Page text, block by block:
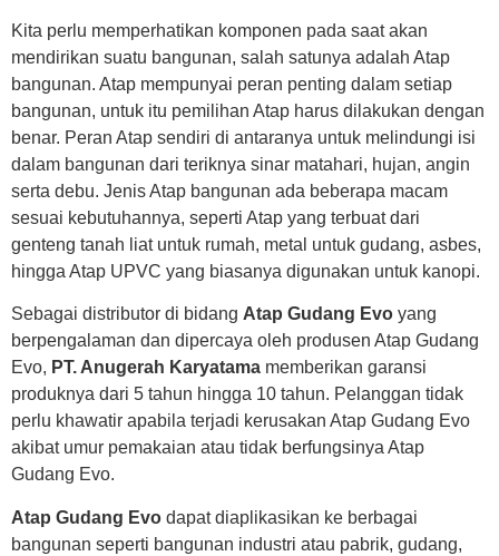
Kita perlu memperhatikan komponen pada saat akan
mendirikan suatu bangunan, salah satunya adalah Atap
bangunan. Atap mempunyai peran penting dalam setiap
bangunan, untuk itu pemilihan Atap harus dilakukan dengan
benar. Peran Atap sendiri di antaranya untuk melindungi isi
dalam bangunan dari teriknya sinar matahari, hujan, angin
serta debu. Jenis Atap bangunan ada beberapa macam
sesuai kebutuhannya, seperti Atap yang terbuat dari
genteng tanah liat untuk rumah, metal untuk gudang, asbes,
hingga Atap UPVC yang biasanya digunakan untuk kanopi.
Sebagai distributor di bidang Atap Gudang Evo yang
berpengalaman dan dipercaya oleh produsen Atap Gudang
Evo, PT. Anugerah Karyatama memberikan garansi
produknya dari 5 tahun hingga 10 tahun. Pelanggan tidak
perlu khawatir apabila terjadi kerusakan Atap Gudang Evo
akibat umur pemakaian atau tidak berfungsinya Atap
Gudang Evo.
Atap Gudang Evo dapat diaplikasikan ke berbagai
bangunan seperti bangunan industri atau pabrik, gudang,